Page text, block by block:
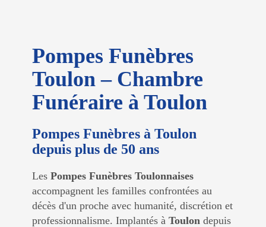
Pompes Funèbres
Toulon – Chambre
Funéraire à Toulon
Pompes Funèbres à Toulon
depuis plus de 50 ans
Les Pompes Funèbres Toulonnaises
accompagnent les familles confrontées au
décès d'un proche avec humanité, discrétion et
professionnalisme. Implantés à Toulon depuis